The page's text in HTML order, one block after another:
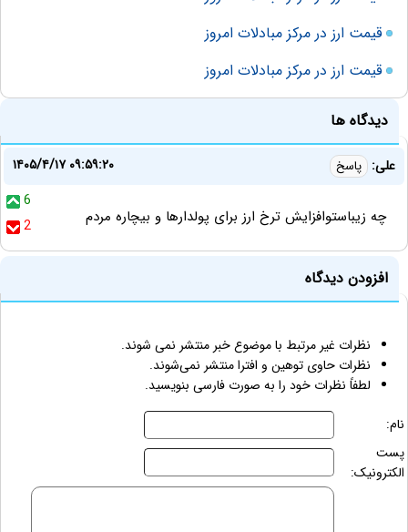
قیمت ارز در مرکز مبادلات امروز
قیمت ارز در مرکز مبادلات امروز
دیدگاه ها
علی: پاسخ
۱۴۰۵/۴/۱۷ ۰۹:۵۹:۲۰
6
2
چه زیباستوافزایش ترخ ارز برای پولدارها و بیچاره مردم
افزودن دیدگاه
نظرات غیر مرتبط با موضوع خبر منتشر نمی شوند.
نظرات حاوی توهین و افترا منتشر نمی‌شوند.
لطفاً نظرات خود را به صورت فارسی بنویسید.
نام:
پست
الکترونیک: